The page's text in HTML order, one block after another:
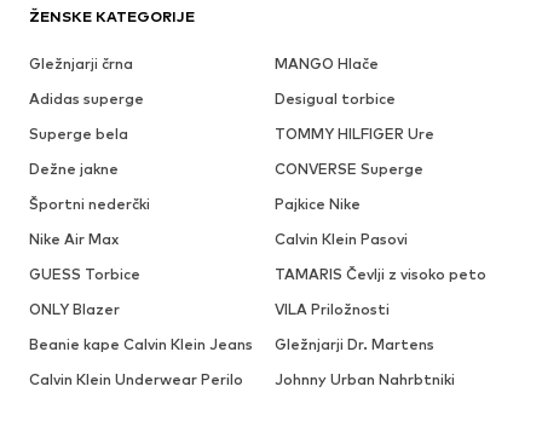
ŽENSKE KATEGORIJE
Gležnjarji črna
MANGO Hlače
Adidas superge
Desigual torbice
Superge bela
TOMMY HILFIGER Ure
Dežne jakne
CONVERSE Superge
Športni nederčki
Pajkice Nike
Nike Air Max
Calvin Klein Pasovi
GUESS Torbice
TAMARIS Čevlji z visoko peto
ONLY Blazer
VILA Priložnosti
Beanie kape Calvin Klein Jeans
Gležnjarji Dr. Martens
Calvin Klein Underwear Perilo
Johnny Urban Nahrbtniki